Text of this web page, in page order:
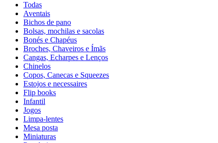
Todas
Aventais
Bichos de pano
Bolsas, mochilas e sacolas
Bonés e Chapéus
Broches, Chaveiros e Ímãs
Cangas, Echarpes e Lenços
Chinelos
Copos, Canecas e Squeezes
Estojos e necessaires
Flip books
Infantil
Jogos
Limpa-lentes
Mesa posta
Miniaturas